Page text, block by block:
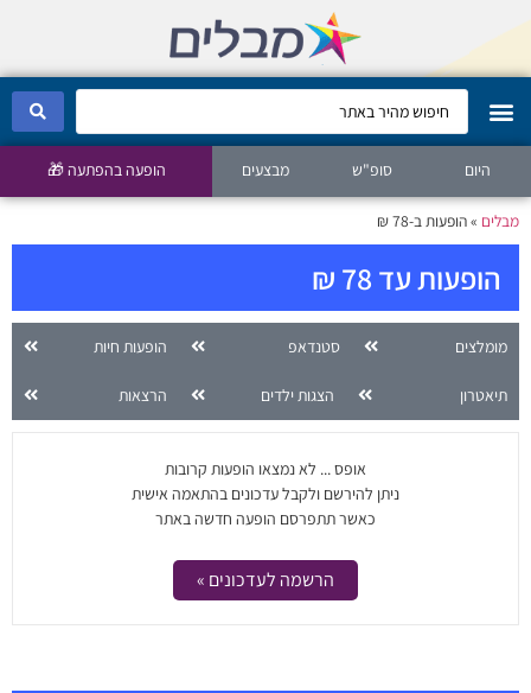
מבלים קלאב
הופעות היום
סטנדאפ
הצגות ילדים
הופעות חיות
היום סופ"ש מבצעים הופעה בהפתעה 🎁
מבלים »הופעות ב-78 ₪
הופעות עד 78 ₪
מומלצים סטנדאפ הופעות חיות
תיאטרון הצגות ילדים הרצאות
אופס ... לא נמצאו הופעות קרובות
ניתן להירשם ולקבל עדכונים בהתאמה אישית
כאשר תתפרסם הופעה חדשה באתר
הרשמה לעדכונים »